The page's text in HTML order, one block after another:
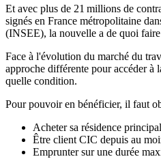
Et avec plus de 21 millions de
signés en France métropolitaine
(INSEE), la nouvelle a de quoi faire
Face à l'évolution du marché du
approche différente pour accéder à
quelle condition.
Pour pouvoir en bénéficier, il faut
Acheter sa résidence
Être client CIC depuis au
Emprunter sur une durée